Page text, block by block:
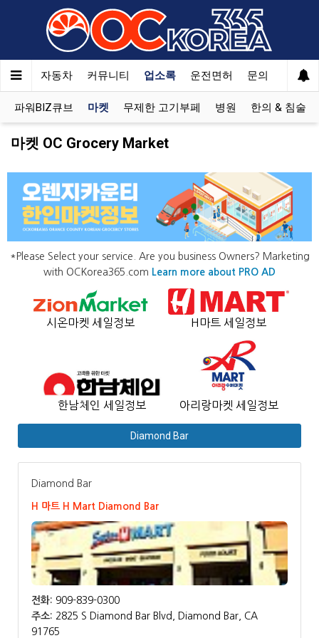
여행 자동차 커뮤니티 업소록 운전면허 문의 광고
파워BIZ큐브 마켓 무제한 고기부페 병원 한의 & 침술
마켓 OC Grocery Market
*Please Select your service. Are you business Owners? Marketing
with OCKorea365.com Learn more about PRO AD
시온마켓 세일정보 H마트 세일정보
한남체인 세일정보 아리랑마켓 세일정보
Diamond Bar
Diamond Bar
H 마트 H Mart Diamond Bar
전화: 909-839-0300
주소: 2825 S Diamond Bar Blvd, Diamond Bar, CA
91765